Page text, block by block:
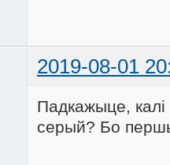
2019-08-01
Падкажыце,
серый? Бо